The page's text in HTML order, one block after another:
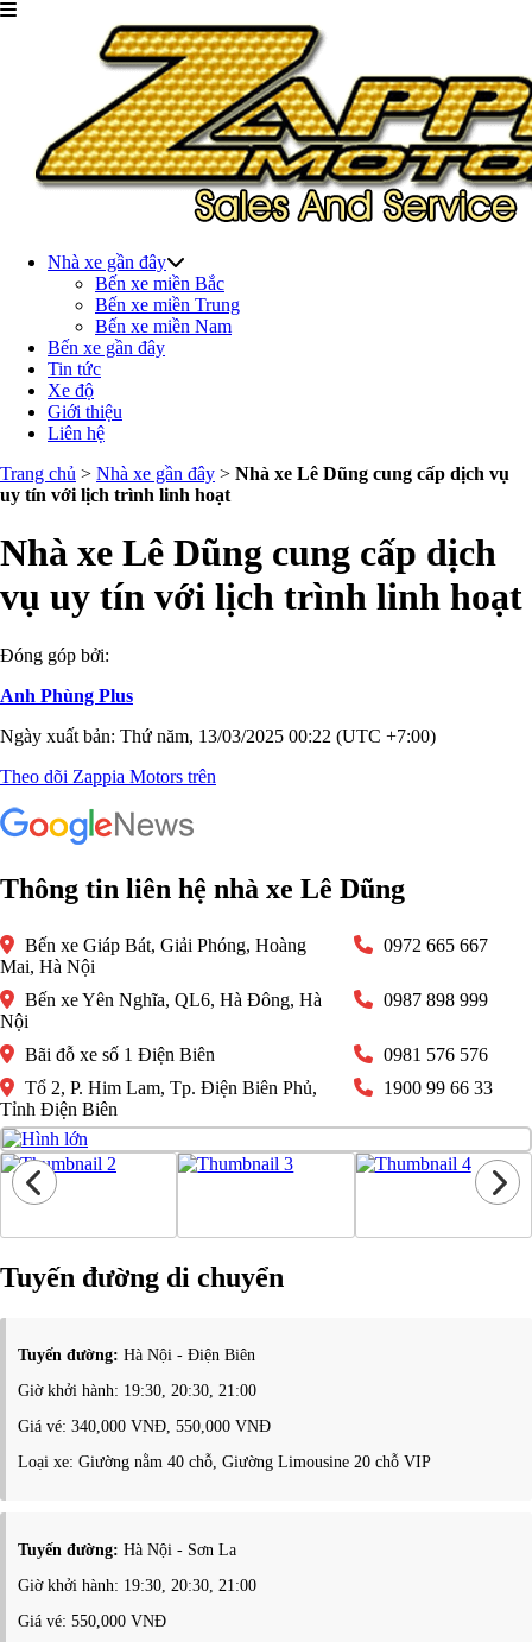
Nhà xe gần đây
Bến xe miền Bắc
Bến xe miền Trung
Bến xe miền Nam
Bến xe gần đây
Tin tức
Xe độ
Giới thiệu
Liên hệ
Trang chủ > Nhà xe gần đây > Nhà xe Lê Dũng cung cấp dịch vụ
uy tín với lịch trình linh hoạt
Nhà xe Lê Dũng cung cấp dịch
vụ uy tín với lịch trình linh hoạt
Đóng góp bởi:
Anh Phùng Plus
Ngày xuất bản: Thứ năm, 13/03/2025 00:22 (UTC +7:00)
Theo dõi Zappia Motors trên
Thông tin liên hệ nhà xe Lê Dũng
Bến xe Giáp Bát, Giải Phóng, Hoàng
Mai, Hà Nội
0972 665 667
Bến xe Yên Nghĩa, QL6, Hà Đông, Hà
Nội
0987 898 999
Bãi đỗ xe số 1 Điện Biên
0981 576 576
Tổ 2, P. Him Lam, Tp. Điện Biên Phủ,
Tỉnh Điện Biên
1900 99 66 33
Tuyến đường di chuyển
Tuyến đường: Hà Nội - Điện Biên
Giờ khởi hành: 19:30, 20:30, 21:00
Giá vé: 340,000 VNĐ, 550,000 VNĐ
Loại xe: Giường nằm 40 chỗ, Giường Limousine 20 chỗ VIP
Tuyến đường: Hà Nội - Sơn La
Giờ khởi hành: 19:30, 20:30, 21:00
Giá vé: 550,000 VNĐ